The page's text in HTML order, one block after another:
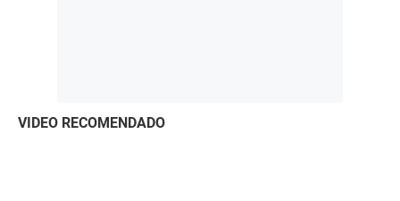
VIDEO RECOMENDADO